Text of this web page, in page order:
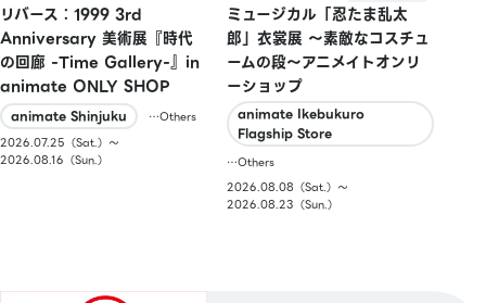
リバース：1999 3rd
Anniversary 美術展『時代
の回廊 -Time Gallery-』in
animate ONLY SHOP
animate Shinjuku
…Others
2026.07.25（Sat.）〜
2026.08.16（Sun.）
ミュージカル「忍たま乱太
郎」衣裳展 ～素敵なコスチュ
ームの段～アニメイトオンリ
ーショップ
animate Ikebukuro
Flagship Store
…Others
2026.08.08（Sat.）〜
2026.08.23（Sun.）